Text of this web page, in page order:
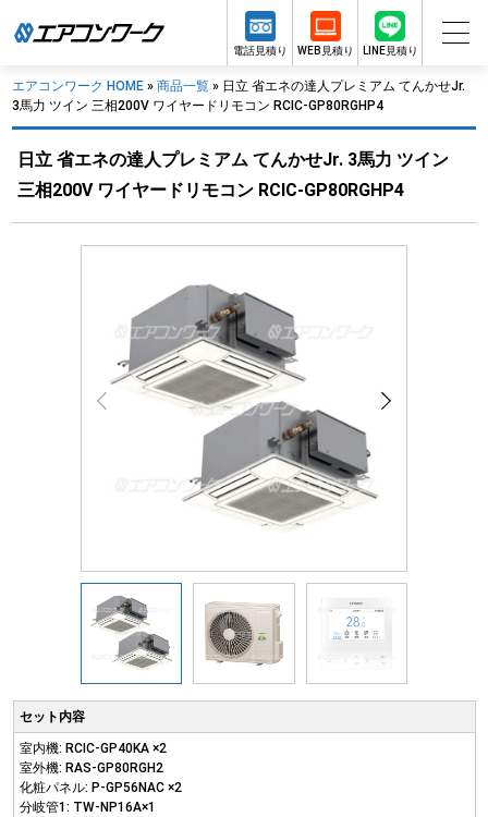
電話見積り WEB見積り LINE見積り
エアコンワーク HOME » 商品一覧 » 日立 省エネの達人プレミアム てんかせJr.
3馬力 ツイン 三相200V ワイヤードリモコン RCIC-GP80RGHP4
日立 省エネの達人プレミアム てんかせJr. 3馬力 ツイン
三相200V ワイヤードリモコン RCIC-GP80RGHP4
セット内容
室内機: RCIC-GP40KA ×2
室外機: RAS-GP80RGH2
化粧パネル: P-GP56NAC ×2
分岐管1: TW-NP16A×1